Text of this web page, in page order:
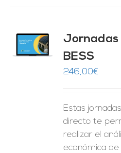
Jornadas
BESS
246,00€
Estas
directo te
realizar el
económica